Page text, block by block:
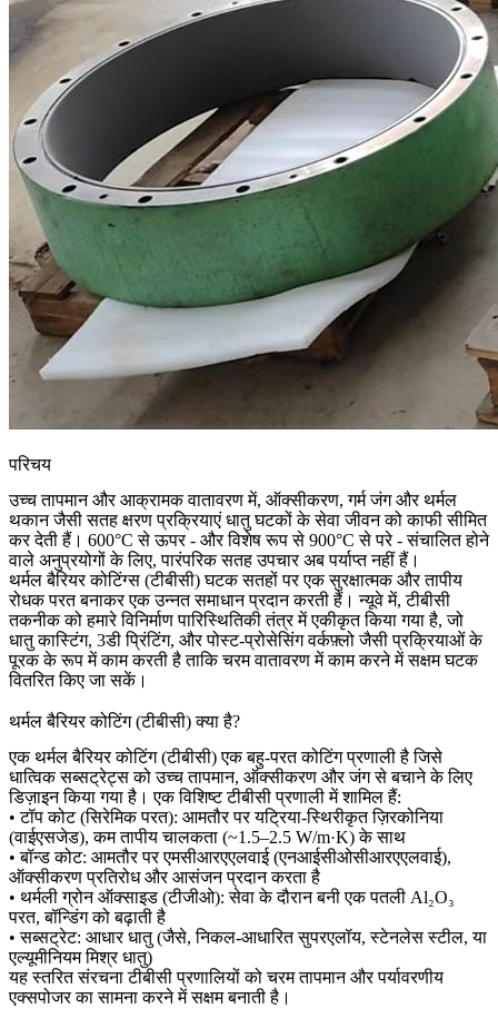
परिचय
उच्च तापमान और आक्रामक वातावरण में, ऑक्सीकरण, गर्म जंग और थर्मल
थकान जैसी सतह क्षरण प्रक्रियाएं धातु घटकों के सेवा जीवन को काफी सीमित
कर देती हैं। 600°C से ऊपर - और विशेष रूप से 900°C से परे - संचालित होने
वाले अनुप्रयोगों के लिए, पारंपरिक सतह उपचार अब पर्याप्त नहीं हैं।
थर्मल बैरियर कोटिंग्स (टीबीसी) घटक सतहों पर एक सुरक्षात्मक और तापीय
रोधक परत बनाकर एक उन्नत समाधान प्रदान करती हैं। न्यूवे में, टीबीसी
तकनीक को हमारे विनिर्माण पारिस्थितिकी तंत्र में एकीकृत किया गया है, जो
धातु कास्टिंग, 3डी प्रिंटिंग, और पोस्ट-प्रोसेसिंग वर्कफ़्लो जैसी प्रक्रियाओं के
पूरक के रूप में काम करती है ताकि चरम वातावरण में काम करने में सक्षम घटक
वितरित किए जा सकें।
थर्मल बैरियर कोटिंग (टीबीसी) क्या है?
एक थर्मल बैरियर कोटिंग (टीबीसी) एक बहु-परत कोटिंग प्रणाली है जिसे
धात्विक सब्सट्रेट्स को उच्च तापमान, ऑक्सीकरण और जंग से बचाने के लिए
डिज़ाइन किया गया है। एक विशिष्ट टीबीसी प्रणाली में शामिल हैं:
•टॉप कोट (सिरेमिक परत): आमतौर पर यट्रिया-स्थिरीकृत ज़िरकोनिया
(वाईएसजेड), कम तापीय चालकता (~1.5–2.5 W/m·K) के साथ
•बॉन्ड कोट: आमतौर पर एमसीआरएएलवाई (एनआईसीओसीआरएएलवाई),
ऑक्सीकरण प्रतिरोध और आसंजन प्रदान करता है
• थर्मली ग्रोन ऑक्साइड (टीजीओ): सेवा के दौरान बनी एक पतली Al₂O₃
परत, बॉन्डिंग को बढ़ाती है
•सब्सट्रेट: आधार धातु (जैसे, निकल-आधारित सुपरएलॉय, स्टेनलेस स्टील, या
एल्यूमीनियम मिश्र धातु)
यह स्तरित संरचना टीबीसी प्रणालियों को चरम तापमान और पर्यावरणीय
एक्सपोजर का सामना करने में सक्षम बनाती है।